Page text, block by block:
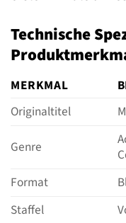
Technische
MERKMAL
Originaltitel
Genre
Format
Staffel